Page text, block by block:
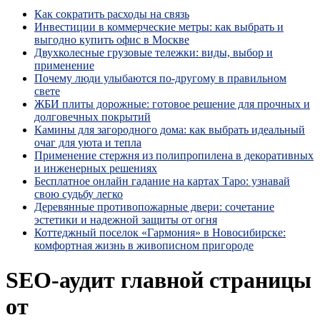
Как сократить расходы на связь
Инвестиции в коммерческие метры: как выбрать и
выгодно купить офис в Москве
Двухколесные грузовые тележки: виды, выбор и
применение
Почему люди улыбаются по‑другому в правильном
свете
ЖБИ плиты дорожные: готовое решение для прочных и
долговечных покрытий
Камины для загородного дома: как выбрать идеальный
очаг для уюта и тепла
Применение стержня из полипропилена в декоративных
и инженерных решениях
Бесплатное онлайн гадание на картах Таро: узнавай
свою судьбу легко
Деревянные противопожарные двери: сочетание
эстетики и надежной защиты от огня
Коттеджный поселок «Гармония» в Новосибирске:
комфортная жизнь в живописном пригороде
SEO-аудит главной страницы
от